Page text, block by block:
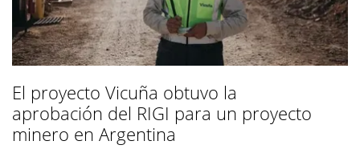
El proyecto Vicuña obtuvo la
aprobación del RIGI para un proyecto
minero en Argentina